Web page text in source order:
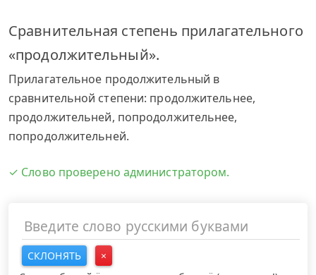
Сравнительная степень прилагательного
«продолжительный».
Прилагательное продолжительный в
сравнительной степени: продолжительнее,
продолжительней, попродолжительнее,
попродолжительней.
✓ Слово проверено администратором.
СКЛОНЯТЬ
×